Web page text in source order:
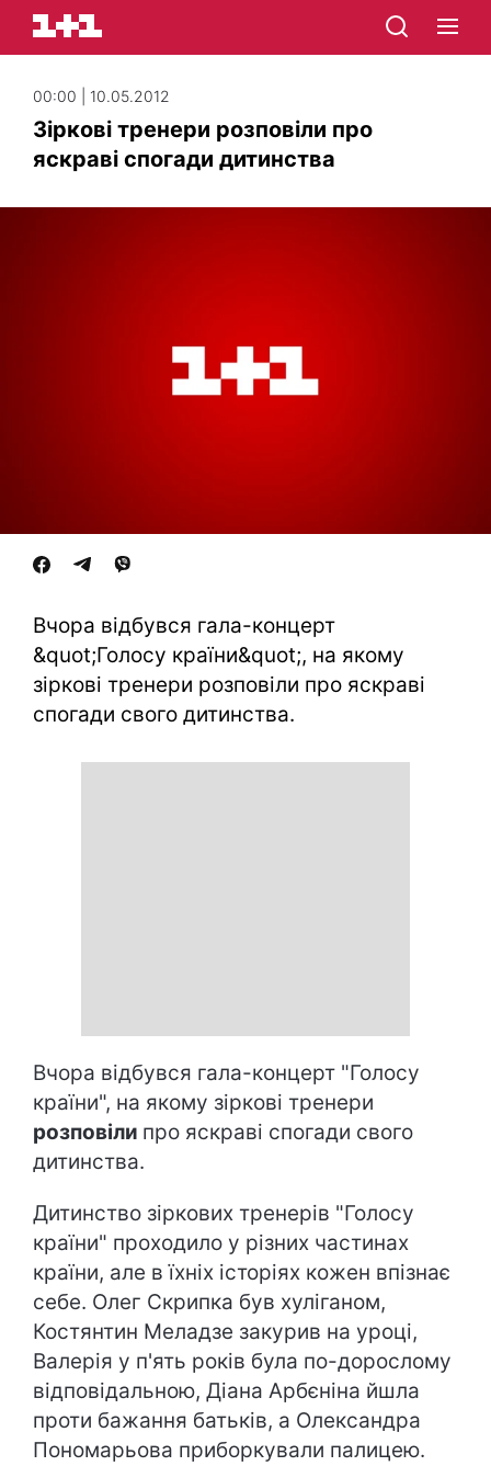
00:00 | 10.05.2012
Зіркові тренери розповіли про
яскраві спогади дитинства
Вчора відбувся гала-концерт
&quot;Голосу країни&quot;, на якому
зіркові тренери розповіли про яскраві
спогади свого дитинства.
Вчора відбувся гала-концерт "Голосу
країни", на якому зіркові тренери
розповіли про яскраві спогади свого
дитинства.
Дитинство зіркових тренерів "Голосу
країни" проходило у різних частинах
країни, але в їхніх історіях кожен впізнає
себе. Олег Скрипка був хуліганом,
Костянтин Меладзе закурив на уроці,
Валерія у п'ять років була по-дорослому
відповідальною, Діана Арбєніна йшла
проти бажання батьків, а Олександра
Пономарьова приборкували палицею.